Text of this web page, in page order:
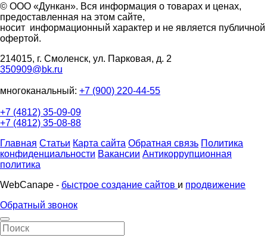
© ООО «Дункан». Вся информация о товарах и ценах,
предоставленная на этом сайте,
носит информационный характер и не является публичной
офертой.
214015, г. Смоленск, ул. Парковая, д. 2
350909@bk.ru
многоканальный: +7 (900) 220-44-55
+7 (4812) 35-09-09
+7 (4812) 35-08-88
Главная Статьи Карта сайта Обратная связь Политика
конфиденциальности Вакансии Антикоррупционная
политика
WebCanape - быстрое создание сайтов и продвижение
Обратный звонок